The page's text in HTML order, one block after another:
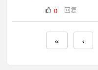
0
回复
« ‹